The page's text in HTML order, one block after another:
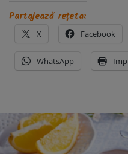
Partajează rețeta:
X Facebook
WhatsApp